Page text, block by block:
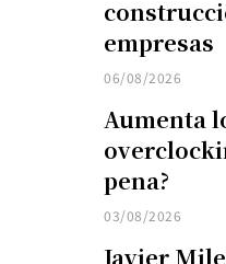
empresas
06/08/2026
Aumenta
pena?
03/08/2026
Javier